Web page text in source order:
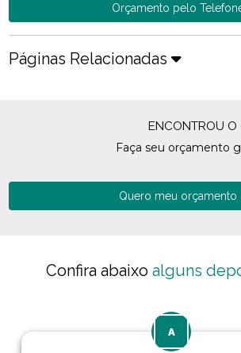
Orçamento pelo
Páginas Relacionadas
ENCONTROU O
Faça seu orçamento
Quero meu orçamento
Confira abaixo alguns